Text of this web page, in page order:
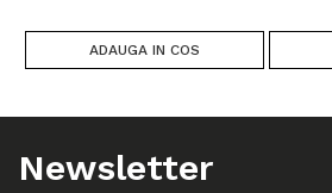
ADAUGA IN COS
Newsletter